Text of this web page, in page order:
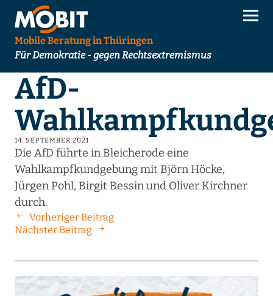
Mobile Beratung in Thüringen
Für Demokratie - gegen Rechtsextremismus
AfD-
14. SEPTEMBER 2021
Die AfD führte in Bleicherode eine
Wahlkampfkundgebung mit Björn Höcke,
Jürgen Pohl, Birgit Bessin und Oliver Kirchner
durch.
Vorheriger Beitrag
Nächster Beitrag